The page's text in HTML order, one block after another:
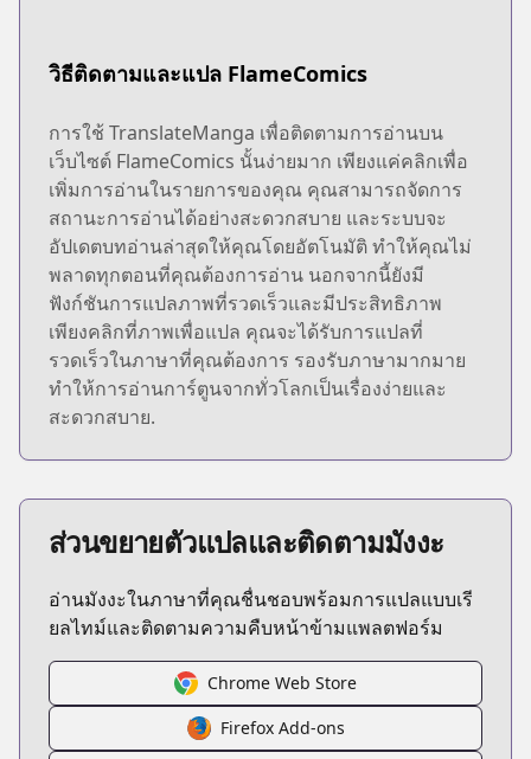
วิธีติดตามและแปล FlameComics
การใช้ TranslateManga เพื่อติดตามการอ่านบน
เว็บไซต์ FlameComics นั้นง่ายมาก เพียงแค่คลิกเพื่อ
เพิ่มการอ่านในรายการของคุณ คุณสามารถจัดการ
สถานะการอ่านได้อย่างสะดวกสบาย และระบบจะ
อัปเดตบทอ่านล่าสุดให้คุณโดยอัตโนมัติ ทำให้คุณไม่
พลาดทุกตอนที่คุณต้องการอ่าน นอกจากนี้ยังมี
ฟังก์ชันการแปลภาพที่รวดเร็วและมีประสิทธิภาพ
เพียงคลิกที่ภาพเพื่อแปล คุณจะได้รับการแปลที่
รวดเร็วในภาษาที่คุณต้องการ รองรับภาษามากมาย
ทำให้การอ่านการ์ตูนจากทั่วโลกเป็นเรื่องง่ายและ
สะดวกสบาย.
ส่วนขยายตัวแปลและติดตามมังงะ
อ่านมังงะในภาษาที่คุณชื่นชอบพร้อมการแปลแบบเรี
ยลไทม์และติดตามความคืบหน้าข้ามแพลตฟอร์ม
Chrome Web Store
Firefox Add-ons